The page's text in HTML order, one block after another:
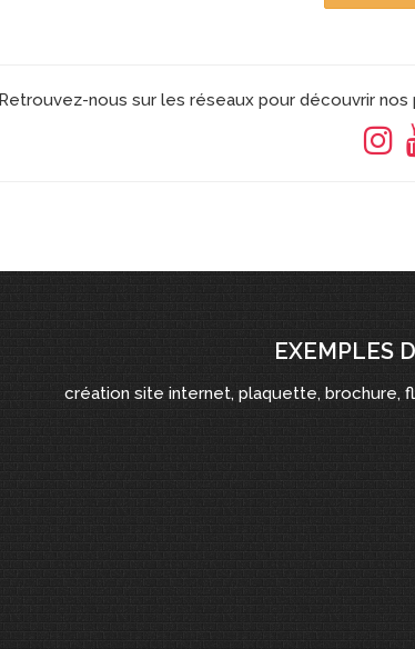
Retrouvez-nous sur les réseaux pour découvrir
EXEMPLES
création site internet, plaquette, brochure,